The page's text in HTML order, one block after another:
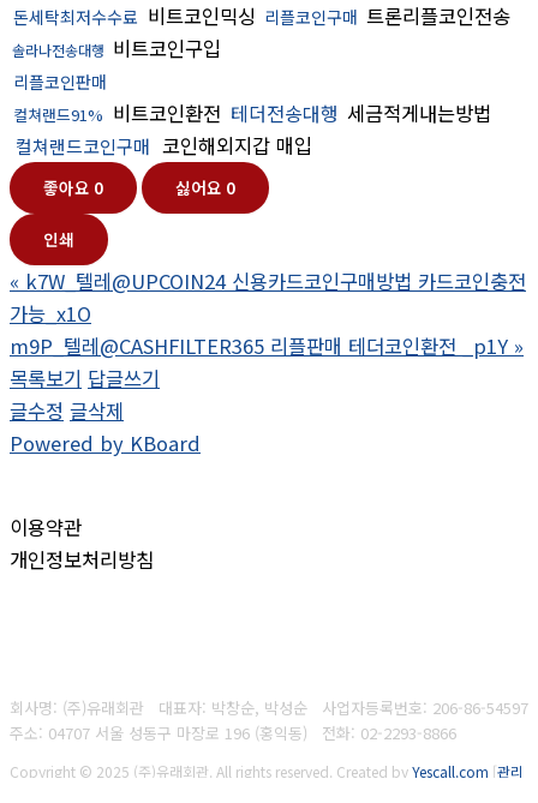
돈세탁최저수수료 비트코인믹싱 리플코인구매 트론리플코인전송
솔라나전송대행 비트코인구입
리플코인판매
컬쳐랜드91% 비트코인환전 테더전송대행 세금적게내는방법
컬쳐랜드코인구매 코인해외지갑 매입
좋아요 0 싫어요 0
인쇄
« k7W_텔레@UPCOIN24 신용카드코인구매방법 카드코인충전
가능_x1O
m9P_텔레@CASHFILTER365 리플판매 테더코인환전 _p1Y »
목록보기 답글쓰기
글수정 글삭제
Powered by KBoard
이용약관
개인정보처리방침
회사명: (주)유래회관 대표자: 박창순, 박성순 사업자등록번호: 206-86-54597
주소: 04707 서울 성동구 마장로 196 (홍익동) 전화: 02-2293-8866
Copyright © 2025 (주)유래회관. All rights reserved. Created byYescall.com [관리